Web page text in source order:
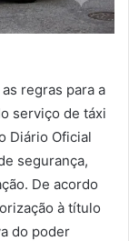
regras para a
serviço de táxi
Diário Oficial
segurança,
De acordo
à título
do poder